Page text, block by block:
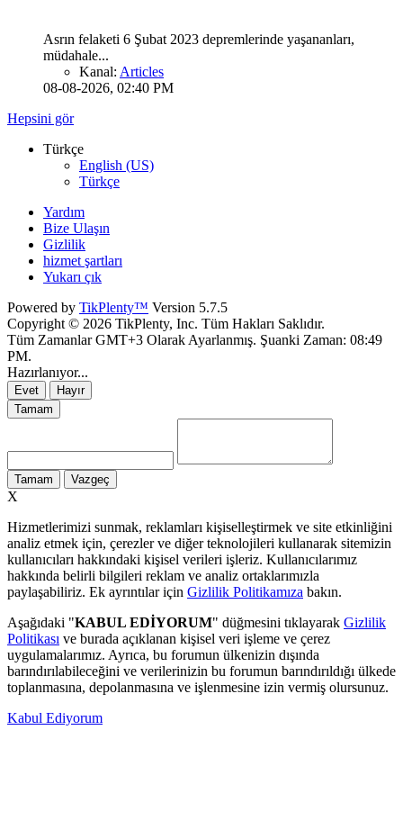
Asrın felaketi 6 Şubat 2023 depremlerinde yaşananları,
müdahale...
Kanal: Articles
08-08-2026, 02:40 PM
Hepsini gör
Türkçe
English (US)
Türkçe
Yardım
Bize Ulaşın
Gizlilik
hizmet şartları
Yukarı çık
Powered by TikPlenty™ Version 5.7.5
Copyright © 2026 TikPlenty, Inc. Tüm Hakları Saklıdır.
Tüm Zamanlar GMT+3 Olarak Ayarlanmış. Şuanki Zaman: 08:49
PM.
Hazırlanıyor...
Evet
Hayır
Tamam
Tamam Vazgeç
X
Hizmetlerimizi sunmak, reklamları kişiselleştirmek ve site etkinliğini
analiz etmek için, çerezler ve diğer teknolojileri kullanarak sitemizin
kullanıcıları hakkındaki kişisel verileri işleriz. Kullanıcılarımız
hakkında belirli bilgileri reklam ve analiz ortaklarımızla
paylaşabiliriz. Ek ayrıntılar için Gizlilik Politikamıza bakın.
Aşağıdaki "KABUL EDİYORUM" düğmesini tıklayarak Gizlilik
Politikası ve burada açıklanan kişisel veri işleme ve çerez
uygulamalarımız. Ayrıca, bu forumun ülkenizin dışında
barındırılabileceğini ve verilerinizin bu forumun barındırıldığı ülkede
toplanmasına, depolanmasına ve işlenmesine izin vermiş olursunuz.
Kabul Ediyorum